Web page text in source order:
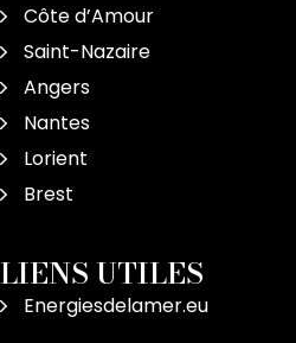
Côte d’Amour
Saint-Nazaire
Angers
Nantes
Lorient
Brest
LIENS UTILES
Energiesdelamer.eu